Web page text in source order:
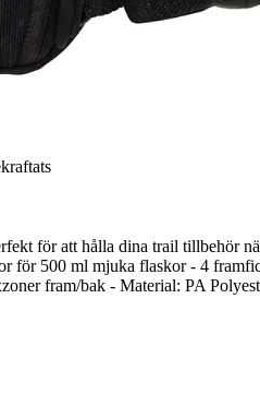
för att hålla dina trail tillbehör
för 500 ml mjuka flaskor - 4
fram/bak - Material: PA